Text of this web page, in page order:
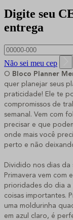
Digite seu
entrega
Não sei meu cep
O Bloco Planner
quer planejar seus
praticidade! Ele te
compromissos de
semanal. Vem com
precisar e que
onde mais você
perto e não
Dividido nos dias da
Primavera vem com
prioridades do dia a
coisas importantes.
uma moldurinha
em azul claro, é